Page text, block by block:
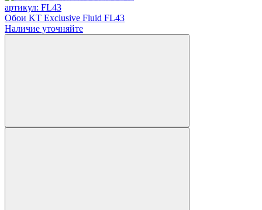
артикул: FL43
Обои KT Exclusive Fluid FL43
Наличие уточняйте